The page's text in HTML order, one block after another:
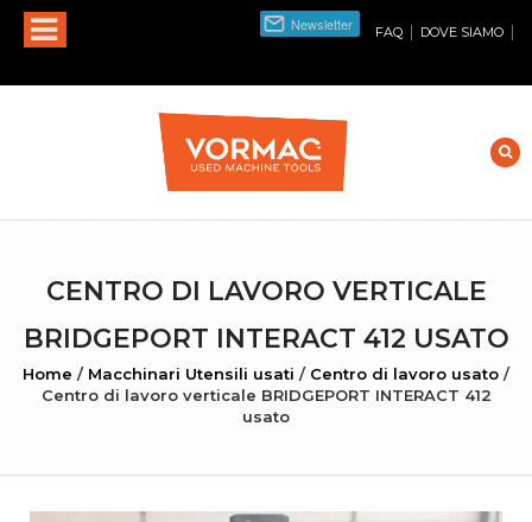
FAQ | DOVE SIAMO |
CENTRO DI LAVORO VERTICALE
BRIDGEPORT INTERACT 412 USATO
Home / Macchinari Utensili usati / Centro di lavoro usato /
Centro di lavoro verticale BRIDGEPORT INTERACT 412
usato